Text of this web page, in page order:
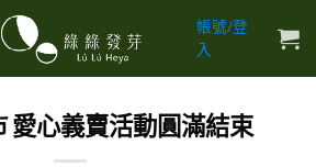
帳號/登
入
愛心義賣活動圓滿結束